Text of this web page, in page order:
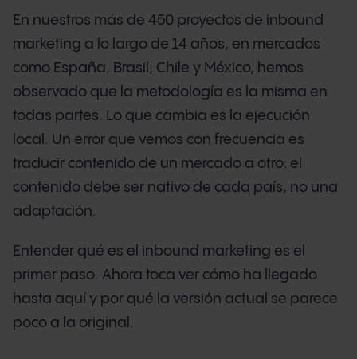
En nuestros más de 450 proyectos de inbound
marketing a lo largo de 14 años, en mercados
como España, Brasil, Chile y México, hemos
observado que la metodología es la misma en
todas partes. Lo que cambia es la ejecución
local. Un error que vemos con frecuencia es
traducir contenido de un mercado a otro: el
contenido debe ser nativo de cada país, no una
adaptación.
Entender qué es el inbound marketing es el
primer paso. Ahora toca ver cómo ha llegado
hasta aquí y por qué la versión actual se parece
poco a la original.